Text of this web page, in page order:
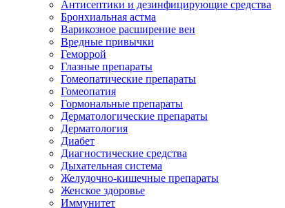
Антисептики и дезинфицирующие средства
Бронхиальная астма
Варикозное расширение вен
Вредные привычки
Геморрой
Глазные препараты
Гомеопатические препараты
Гомеопатия
Гормональные препараты
Дерматологические препараты
Дерматология
Диабет
Диагностические средства
Дыхательная система
Желудочно-кишечные препараты
Женское здоровье
Иммунитет